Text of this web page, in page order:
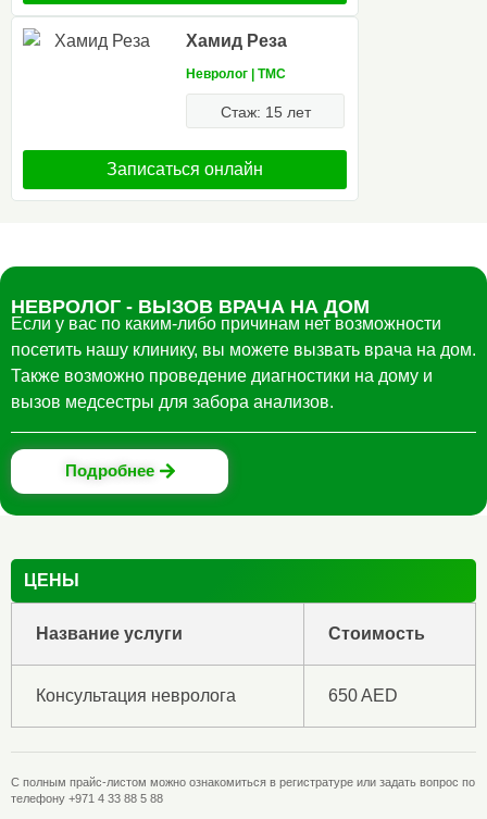
Хамид Реза
Невролог | ТМС
Стаж: 15 лет
Записаться онлайн
НЕВРОЛОГ - ВЫЗОВ ВРАЧА НА ДОМ
Eсли у вас по каким-либо причинам нет возможности
посетить нашу клинику, вы можете вызвать врача на дом.
Также возможно проведение диагностики на дому и
вызов медсестры для забора анализов.
Подробнее
ЦЕНЫ
Название услуги Стоимость
Консультация невролога 650 AED
С полным прайс-листом можно ознакомиться в регистратуре или задать вопрос по
телефону +971 4 33 88 5 88